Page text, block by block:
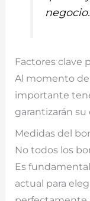
negocio.
Factores clave
Al momento
importante
garantizarán su
Medidas del
No todos los
Es
actual para